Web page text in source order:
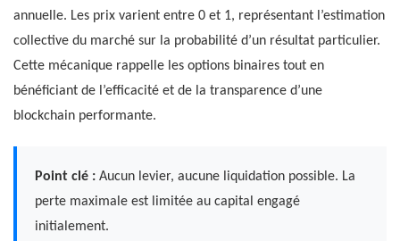
annuelle. Les prix varient entre 0 et 1, représentant l’estimation
collective du marché sur la probabilité d’un résultat particulier.
Cette mécanique rappelle les options binaires tout en
bénéficiant de l’efficacité et de la transparence d’une
blockchain performante.
Point clé : Aucun levier, aucune liquidation possible. La
perte maximale est limitée au capital engagé
initialement.